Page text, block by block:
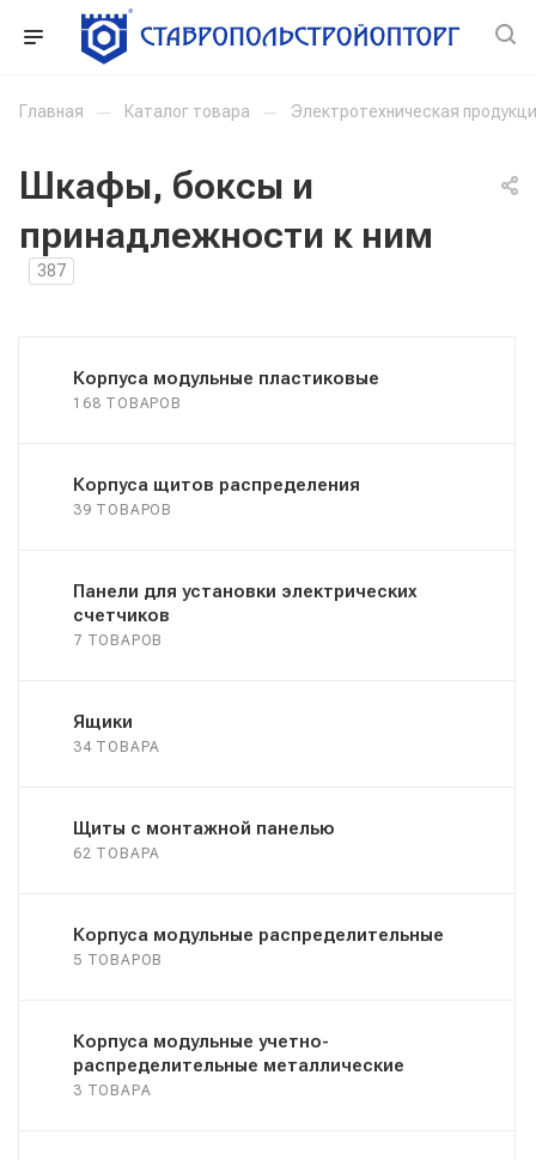
Главная — Каталог товара — Электротехническая
Шкафы, боксы и
принадлежности к ним
387
Корпуса модульные пластиковые
168 ТОВАРОВ
Корпуса щитов распределения
39 ТОВАРОВ
Панели для установки электрических
счетчиков
7 ТОВАРОВ
Ящики
34 ТОВАРА
Щиты с монтажной панелью
62 ТОВАРА
Корпуса модульные распределительные
5 ТОВАРОВ
Корпуса модульные учетно-
распределительные металлические
3 ТОВАРА